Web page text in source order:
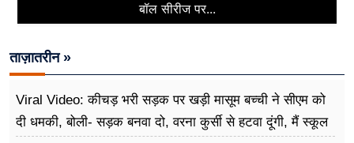
बॉल सीरीज पर...
ताज़ातरीन »
Viral Video: कीचड़ भरी सड़क पर खड़ी मासूम बच्ची ने सीएम को
दी धमकी, बोली- सड़क बनवा दो, वरना कुर्सी से हटवा दूंगी, मैं स्कूल